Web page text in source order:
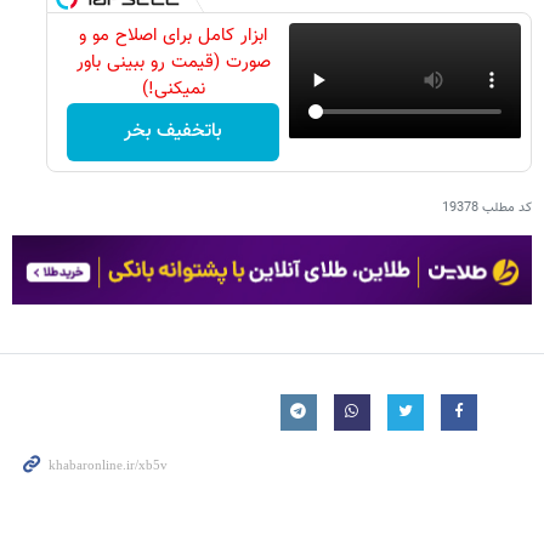
ابزار کامل برای اصلاح مو و
صورت (قیمت رو ببینی باور
نمیکنی!)
باتخفیف بخر
کد مطلب19378